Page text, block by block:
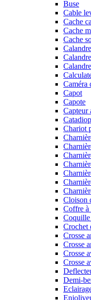
Buse
Cable
Cache
Cache
Cache
Calandre
Caméra
Capot
Capote
Capteur
Chariot
Cloison
Coffre à
Coquille
Crochet
Crosse
Crosse
Crosse
Crosse
Demi-